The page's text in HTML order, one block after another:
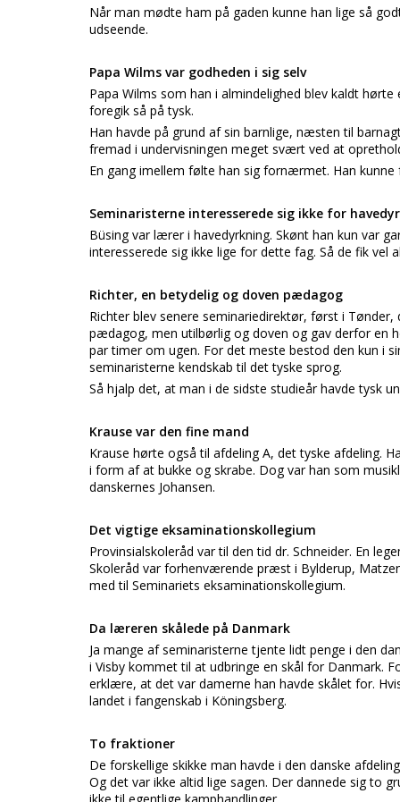
Når man mødte ham på gaden kunne han lige så
udseende.
Papa Wilms var godheden i sig selv
Papa Wilms som han i almindelighed blev kaldt
foregik så på tysk.
Han havde på grund af sin barnlige, næsten til
fremad i undervisningen meget svært ved at
En gang imellem følte han sig fornærmet. Han
Seminaristerne interesserede sig ikke for
Büsing var lærer i havedyrkning. Skønt han kun var
interesserede sig ikke lige for dette fag. Så de fik vel
Richter, en betydelig og doven pædagog
Richter blev senere seminariedirektør, først i
pædagog, men utilbørlig og doven og gav derfor en
par timer om ugen. For det meste bestod den kun i
seminaristerne kendskab til det tyske sprog.
Så hjalp det, at man i de sidste studieår havde tysk
Krause var den fine mand
Krause hørte også til afdeling A, det tyske afdeling.
i form af at bukke og skrabe. Dog var han som
danskernes Johansen.
Det vigtige eksaminationskollegium
Provinsialskoleråd var til den tid dr. Schneider. En
Skoleråd var forhenværende præst i Bylderup,
med til Seminariets eksaminationskollegium.
Da læreren skålede på Danmark
Ja mange af seminaristerne tjente lidt penge i den
i Visby kommet til at udbringe en skål for Danmark.
erklære, at det var damerne han havde skålet for.
landet i fangenskab i Köningsberg.
To fraktioner
De forskellige skikke man havde i den danske
Og det var ikke altid lige sagen. Der dannede sig to